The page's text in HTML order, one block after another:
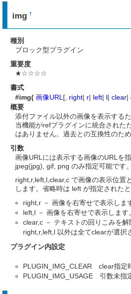
img†
種別
ブロック型プラグイン
重要度
★☆☆☆☆
書式
#img( 画像URL [, right| r| left| l| clear|
概要
添付ファイル以外の画像を表示する
当機能がrefプラグインに統合された
はありません。過去との互換性のた
引数
画像URLには表示する画像のURLを
jpeg(jpg), gif, png のみ指定可能です。
right,r,left,l,clear,c で画像の表示位置
します。省略時は left が指定されたと
right,r － 画像を右寄せで表示しま
left,l － 画像を右寄せで表示します。
clear,c － テキストの回りこみを
right,r,left,l 以外は全てclearが選択
プラグイン内設定
PLUGIN_IMG_CLEAR clear指定
PLUGIN_IMG_USAGE 引数未指